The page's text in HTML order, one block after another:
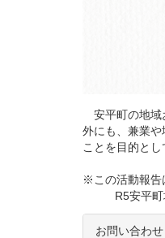
安平町の地域
外にも、兼業
ことを目的と
※この活動報告
R5安平
お問い合わせ